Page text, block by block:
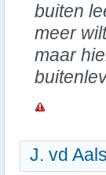
buiten
meer
maar
J. vd